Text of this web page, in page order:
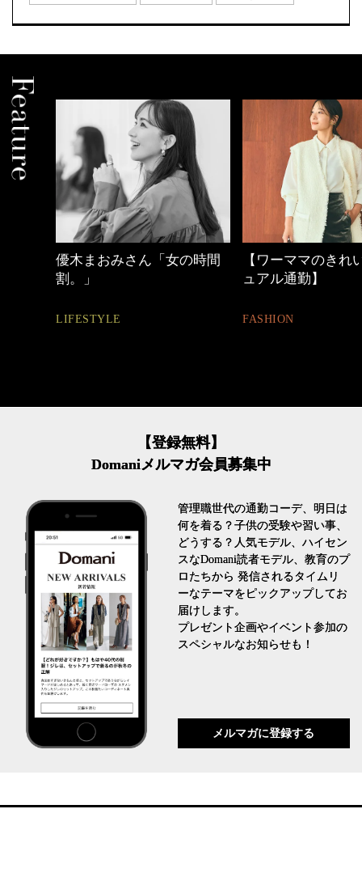
【ワーママのきれいめカジ
ュアル通勤】
FASHION
心地よくいられる
とは
FASHION
【登録無料】
Domaniメルマガ会員募集中
管理職世代の通勤コーデ、明日は
何を着る？子供の受験や習い事、
どうする？人気モデル、ハイセン
スなDomani読者モデル、教育のプ
ロたちから 発信されるタイムリ
ーなテーマをピックアップしてお
届けします。
プレゼント企画やイベント参加の
スペシャルなお知らせも！
メルマガに登録する